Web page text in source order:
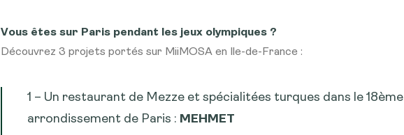
Vous êtes sur Paris pendant les jeux olympiques ?
Découvrez 3 projets portés sur MiiMOSA en Ile-de-France :
1 – Un restaurant de Mezze et spécialitées turques dans le 18ème
arrondissement de Paris : MEHMET